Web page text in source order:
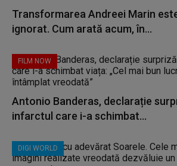
Transformarea Andreei Marin
ignorat. Cum arată acum, în...
FILM NOW
Antonio Banderas, declarație
infarctul care i-a schimbat...
DIGI WORLD